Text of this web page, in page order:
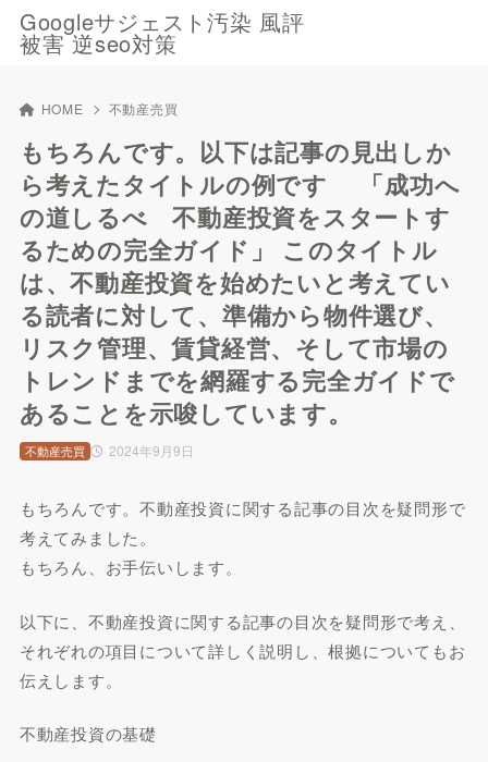
Googleサジェスト汚染 風評
被害 逆seo対策
HOME 不動産売買
もちろんです。以下は記事の見出しか
ら考えたタイトルの例です 「成功へ
の道しるべ 不動産投資をスタートす
るための完全ガイド」 このタイトル
は、不動産投資を始めたいと考えてい
る読者に対して、準備から物件選び、
リスク管理、賃貸経営、そして市場の
トレンドまでを網羅する完全ガイドで
あることを示唆しています。
2024年9月9日
不動産売買
もちろんです。不動産投資に関する記事の目次を疑問形で
考えてみました。
もちろん、お手伝いします。
以下に、不動産投資に関する記事の目次を疑問形で考え、
それぞれの項目について詳しく説明し、根拠についてもお
伝えします。
不動産投資の基礎